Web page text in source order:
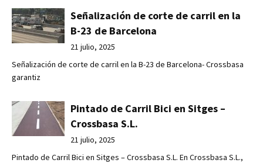
Señalización de corte de carril en la
B-23 de Barcelona
21 julio, 2025
Señalización de corte de carril en la B-23 de Barcelona- Crossbasa
garantiz
Pintado de Carril Bici en Sitges –
Crossbasa S.L.
21 julio, 2025
Pintado de Carril Bici en Sitges – Crossbasa S.L. En Crossbasa S.L.,